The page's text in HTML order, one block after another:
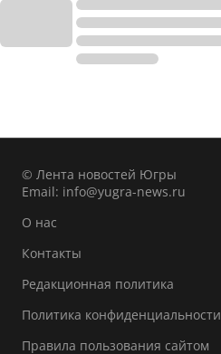
© Лента новостей Югры
Email: info@yugra-news.ru
О нас
Контакты
Редакционная политика
Политика конфиденциальности
Правила пользования сайтом